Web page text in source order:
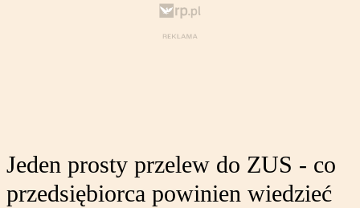
Jeden prosty przelew do ZUS - co
przedsiębiorca powinien wiedzieć